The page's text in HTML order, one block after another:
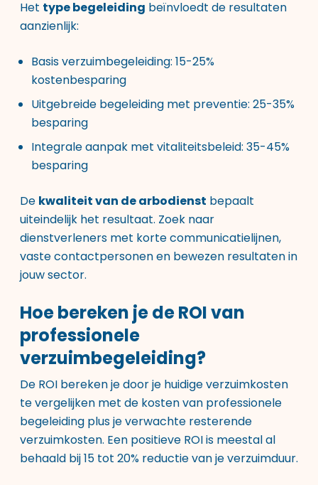
Het type begeleiding beïnvloedt de resultaten
aanzienlijk:
Basis verzuimbegeleiding: 15-25%
kostenbesparing
Uitgebreide begeleiding met preventie: 25-35%
besparing
Integrale aanpak met vitaliteitsbeleid: 35-45%
besparing
De kwaliteit van de arbodienst bepaalt
uiteindelijk het resultaat. Zoek naar
dienstverleners met korte communicatielijnen,
vaste contactpersonen en bewezen resultaten in
jouw sector.
Hoe bereken je de ROI van
professionele
verzuimbegeleiding?
De ROI bereken je door je huidige verzuimkosten
te vergelijken met de kosten van professionele
begeleiding plus je verwachte resterende
verzuimkosten. Een positieve ROI is meestal al
behaald bij 15 tot 20% reductie van je verzuimduur.